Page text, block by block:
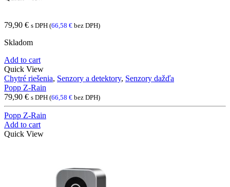
79,90 € s DPH (66,58 € bez DPH)
Skladom
Add to cart
Quick View
Chytré riešenia, Senzory a detektory, Senzory dažďa
Popp Z-Rain
79,90 € s DPH (66,58 € bez DPH)
Popp Z-Rain
Add to cart
Quick View